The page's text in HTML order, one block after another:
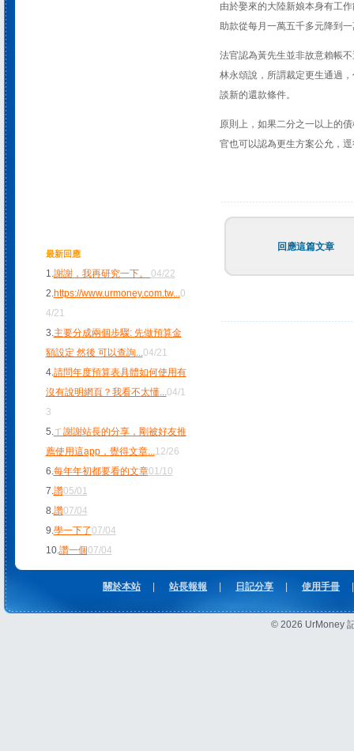
最新回應
1.謝謝，我再研究一下。 04/22
2.https://www.urmoney.com.tw...0
4/21
3.主要分成兩個步驟: 先做預算金
額設定 然後 可以查詢...04/21
4.請問年度預算表具體如何使用有
沒有說明網頁？我看不太懂...04/1
3
5.ㄒ謝謝站長的分享，剛被好友推
薦使用這app，覺得文章...12/26
6.每年年初都要看的文章01/10
7.讚05/01
8.讚07/04
9.學一下了07/04
10.讚一個07/04
由於娶來的大陸新娘本身有工
助款從每月一萬五千多元降到
法官認為黃先生並非故意賴帳
林永頌說，所謂裁定更生通過
談新的還款條件。
原則上，如果二分之一以上的
官也可以認為更生方案公允，
回應這篇文章
關於本站 站長報報 日記分享 使用手冊
© 2026 UrMoney